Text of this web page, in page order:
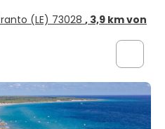
(LE) 73028 , 3,9 km von